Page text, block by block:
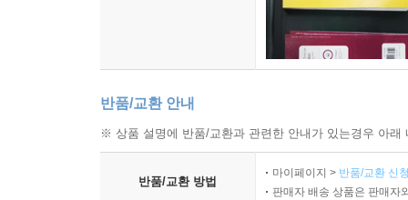
반품/교환 안내
※ 상품 설명에 반품/교환과 관련한 안내가 있는경우 아
반품/교환 방법
마이페이지 > 반품/교환 신
판매자 배송 상품은 판매자